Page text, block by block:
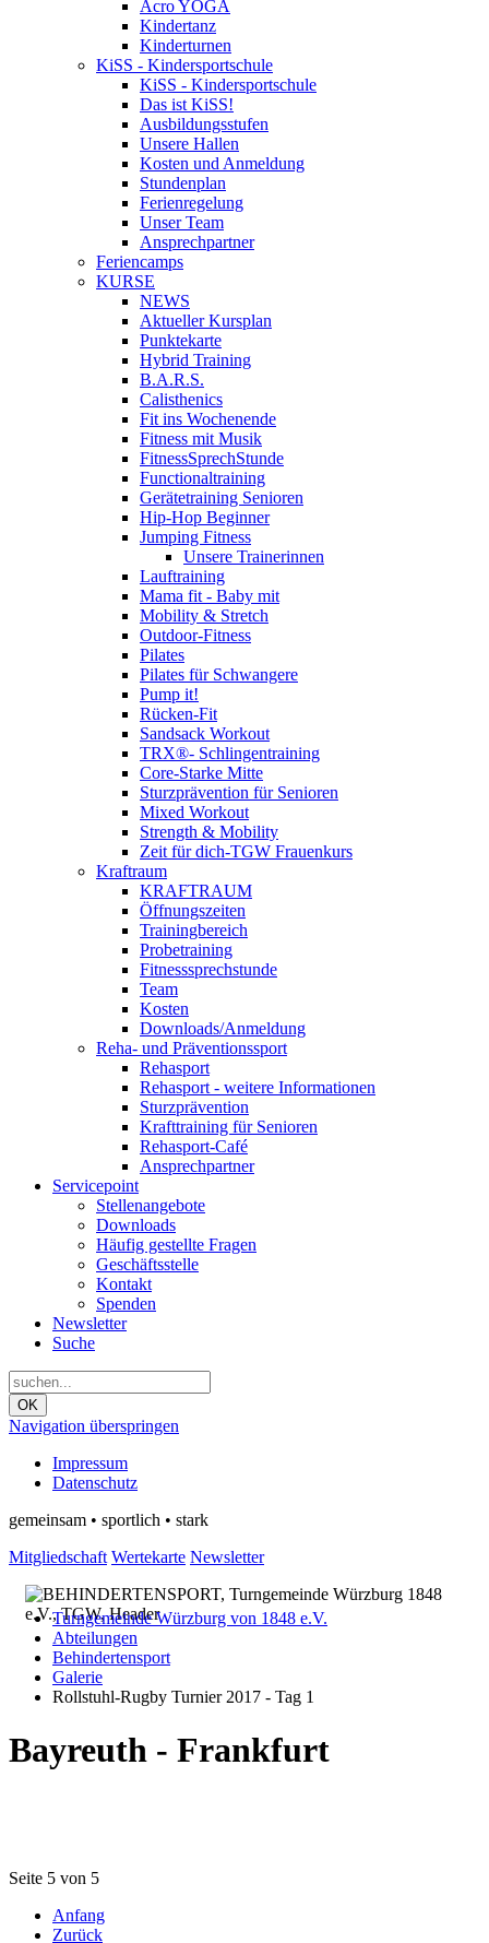
Acro YOGA
Kindertanz
Kinderturnen
KiSS - Kindersportschule
KiSS - Kindersportschule
Das ist KiSS!
Ausbildungsstufen
Unsere Hallen
Kosten und Anmeldung
Stundenplan
Ferienregelung
Unser Team
Ansprechpartner
Feriencamps
KURSE
NEWS
Aktueller Kursplan
Punktekarte
Hybrid Training
B.A.R.S.
Calisthenics
Fit ins Wochenende
Fitness mit Musik
FitnessSprechStunde
Functionaltraining
Gerätetraining Senioren
Hip-Hop Beginner
Jumping Fitness
Unsere Trainerinnen
Lauftraining
Mama fit - Baby mit
Mobility & Stretch
Outdoor-Fitness
Pilates
Pilates für Schwangere
Pump it!
Rücken-Fit
Sandsack Workout
TRX®- Schlingentraining
Core-Starke Mitte
Sturzprävention für Senioren
Mixed Workout
Strength & Mobility
Zeit für dich-TGW Frauenkurs
Kraftraum
KRAFTRAUM
Öffnungszeiten
Trainingbereich
Probetraining
Fitnesssprechstunde
Team
Kosten
Downloads/Anmeldung
Reha- und Präventionssport
Rehasport
Rehasport - weitere Informationen
Sturzprävention
Krafttraining für Senioren
Rehasport-Café
Ansprechpartner
Servicepoint
Stellenangebote
Downloads
Häufig gestellte Fragen
Geschäftsstelle
Kontakt
Spenden
Newsletter
Suche
OK
Navigation überspringen
Impressum
Datenschutz
gemeinsam • sportlich • stark
Mitgliedschaft Wertekarte Newsletter
Turngemeinde Würzburg von 1848 e.V.
Abteilungen
Behindertensport
Galerie
Rollstuhl-Rugby Turnier 2017 - Tag 1
Bayreuth - Frankfurt
Seite 5 von 5
Anfang
Zurück